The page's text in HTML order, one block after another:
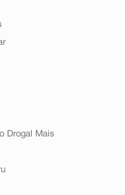
Drogal Mais